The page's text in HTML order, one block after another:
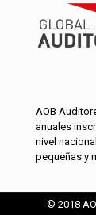
AOB
anuales
nivel
pequeñas y
© 2018